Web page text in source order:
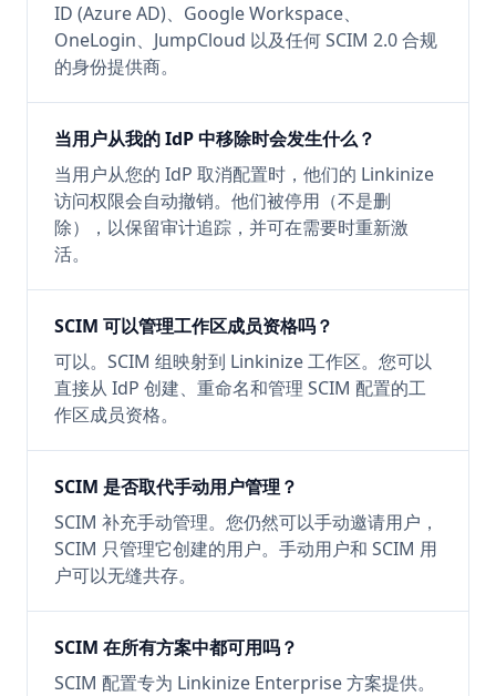
ID (Azure AD)、Google Workspace、
OneLogin、JumpCloud 以及任何 SCIM 2.0 合规
的身份提供商。
当用户从我的 IdP 中移除时会发生什么？
当用户从您的 IdP 取消配置时，他们的 Linkinize
访问权限会自动撤销。他们被停用（不是删
除），以保留审计追踪，并可在需要时重新激
活。
SCIM 可以管理工作区成员资格吗？
可以。SCIM 组映射到 Linkinize 工作区。您可以
直接从 IdP 创建、重命名和管理 SCIM 配置的工
作区成员资格。
SCIM 是否取代手动用户管理？
SCIM 补充手动管理。您仍然可以手动邀请用户，
SCIM 只管理它创建的用户。手动用户和 SCIM 用
户可以无缝共存。
SCIM 在所有方案中都可用吗？
SCIM 配置专为 Linkinize Enterprise 方案提供。